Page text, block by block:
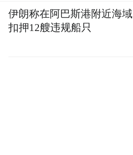
伊朗称在阿巴斯港附近海域
扣押12艘违规船只